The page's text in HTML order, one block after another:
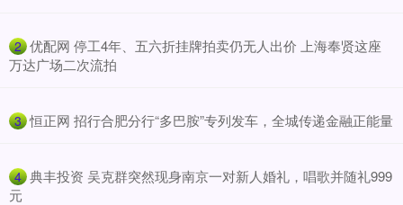
2 ​优配网 停工4年、五六折挂牌拍卖仍无人出价 上海奉贤这座
万达广场二次流拍
3 ​恒正网 招行合肥分行“多巴胺”专列发车，全城传递金融正能量
4 ​典丰投资 吴克群突然现身南京一对新人婚礼，唱歌并随礼999
元